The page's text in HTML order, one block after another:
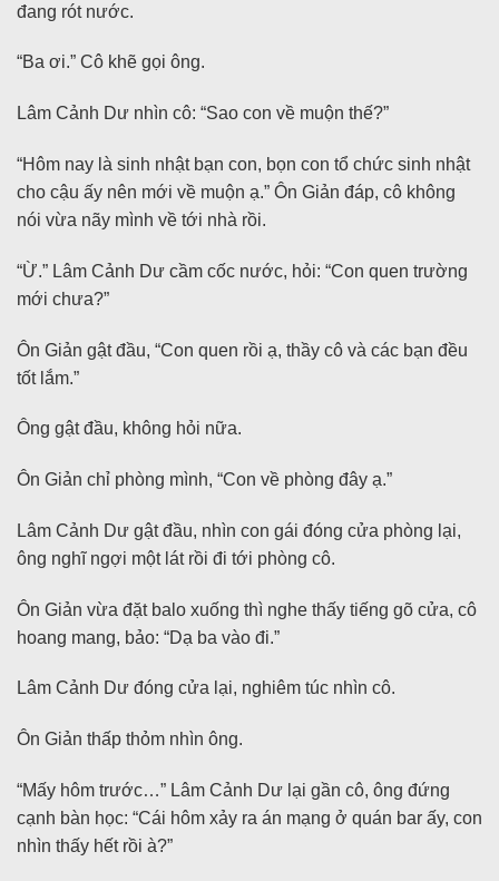
đang rót nước.
“Ba ơi.” Cô khẽ gọi ông.
Lâm Cảnh Dư nhìn cô: “Sao con về muộn thế?”
“Hôm nay là sinh nhật bạn con, bọn con tổ chức sinh nhật
cho cậu ấy nên mới về muộn ạ.” Ôn Giản đáp, cô không
nói vừa nãy mình về tới nhà rồi.
“Ừ.” Lâm Cảnh Dư cầm cốc nước, hỏi: “Con quen trường
mới chưa?”
Ôn Giản gật đầu, “Con quen rồi ạ, thầy cô và các bạn đều
tốt lắm.”
Ông gật đầu, không hỏi nữa.
Ôn Giản chỉ phòng mình, “Con về phòng đây ạ.”
Lâm Cảnh Dư gật đầu, nhìn con gái đóng cửa phòng lại,
ông nghĩ ngợi một lát rồi đi tới phòng cô.
Ôn Giản vừa đặt balo xuống thì nghe thấy tiếng gõ cửa, cô
hoang mang, bảo: “Dạ ba vào đi.”
Lâm Cảnh Dư đóng cửa lại, nghiêm túc nhìn cô.
Ôn Giản thấp thỏm nhìn ông.
“Mấy hôm trước…” Lâm Cảnh Dư lại gần cô, ông đứng
cạnh bàn học: “Cái hôm xảy ra án mạng ở quán bar ấy, con
nhìn thấy hết rồi à?”